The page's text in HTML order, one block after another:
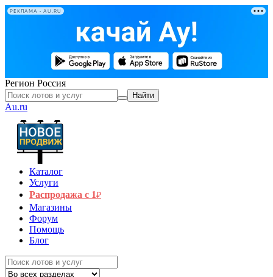
РЕКЛАМА • AU.RU
Регион Россия
Найти
Au.ru
Каталог
Услуги
Распродажа с 1₽
Магазины
Форум
Помощь
Блог